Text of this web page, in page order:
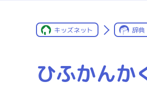
キッズネット 辞典
ひふかんか